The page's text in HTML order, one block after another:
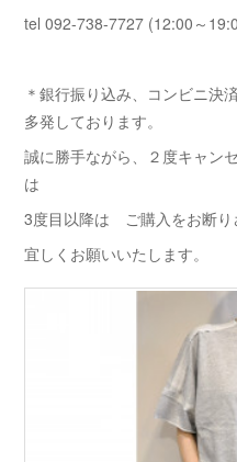
tel 092-738-7727 (12:00～
＊銀行振り込み、コンビニ決
多発しております。
誠に勝手ながら、２度キャン
は
3度目以降は ご購入をお断り
宜しくお願いいたします。